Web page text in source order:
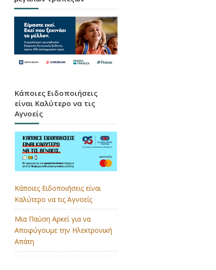
Κάποιες Ειδοποιήσεις
είναι Καλύτερο να τις
Αγνοείς
Κάποιες Ειδοποιήσεις είναι
Καλύτερο να τις Αγνοείς
Μια Παύση Αρκεί για να
Αποφύγουμε την Ηλεκτρονική
Απάτη